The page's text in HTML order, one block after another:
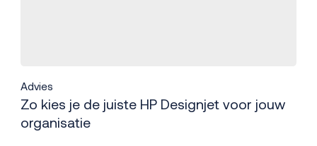
Advies
Zo kies je de juiste HP Designjet voor jouw
organisatie